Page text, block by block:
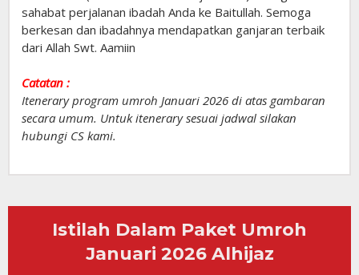
sahabat perjalanan ibadah Anda ke Baitullah. Semoga
berkesan dan ibadahnya mendapatkan ganjaran terbaik
dari Allah Swt. Aamiin
Catatan :
Itenerary program umroh Januari 2026 di atas gambaran
secara umum. Untuk itenerary sesuai jadwal silakan
hubungi CS kami.
Istilah Dalam Paket Umroh
Januari 2026 Alhijaz